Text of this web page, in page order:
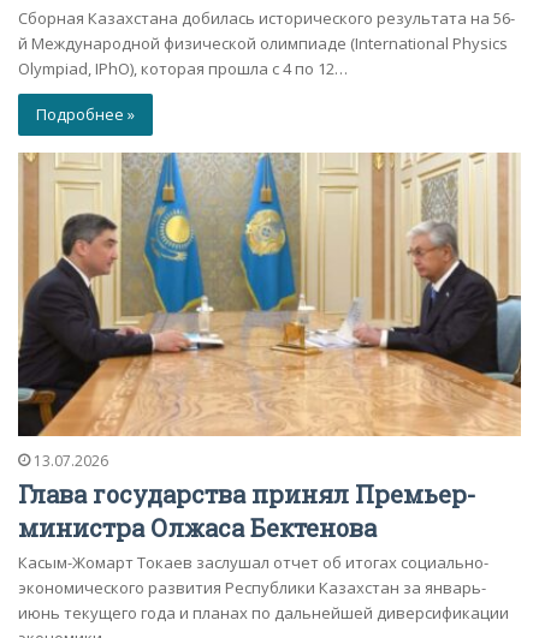
Сборная Казахстана добилась исторического результата на 56-
й Международной физической олимпиаде (International Physics
Olympiad, IPhO), которая прошла с 4 по 12…
Подробнее »
13.07.2026
Глава государства принял Премьер-
министра Олжаса Бектенова
Касым-Жомарт Токаев заслушал отчет об итогах социально-
экономического развития Республики Казахстан за январь-
июнь текущего года и планах по дальнейшей диверсификации